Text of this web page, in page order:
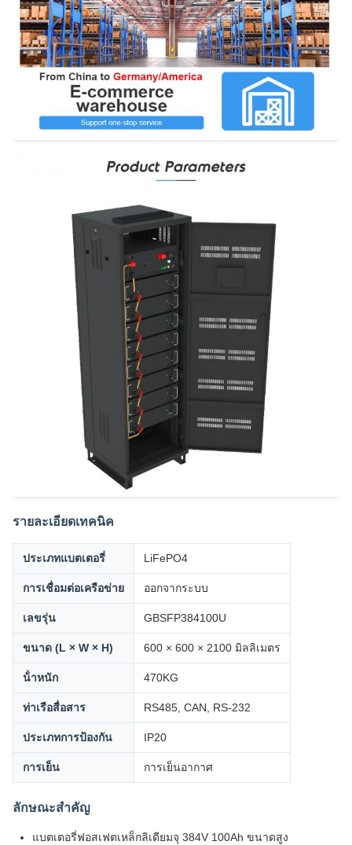
รายละเอียดเทคนิค
ประเภทแบตเตอรี่ LiFePO4
การเชื่อมต่อเครือข่าย ออกจากระบบ
เลขรุ่น GBSFP384100U
ขนาด (L × W × H) 600 × 600 × 2100 มิลลิเมตร
น้ําหนัก 470KG
ท่าเรือสื่อสาร RS485, CAN, RS-232
ประเภทการป้องกัน IP20
การเย็น การเย็นอากาศ
ลักษณะสําคัญ
แบตเตอรี่ฟอสเฟตเหล็กลิเดียมจุ 384V 100Ah ขนาดสูง